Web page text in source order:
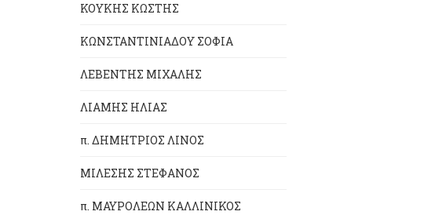
ΚΟΥΚΗΣ ΚΩΣΤΗΣ
ΚΩΝΣΤΑΝΤΙΝΙΑΔΟΥ ΣΟΦΙΑ
ΛΕΒΕΝΤΗΣ ΜΙΧΑΛΗΣ
ΛΙΑΜΗΣ ΗΛΙΑΣ
π. ΔΗΜΗΤΡΙΟΣ ΛΙΝΟΣ
ΜΙΛΕΣΗΣ ΣΤΕΦΑΝΟΣ
π. ΜΑΥΡΟΛΕΩΝ ΚΑΛΛΙΝΙΚΟΣ